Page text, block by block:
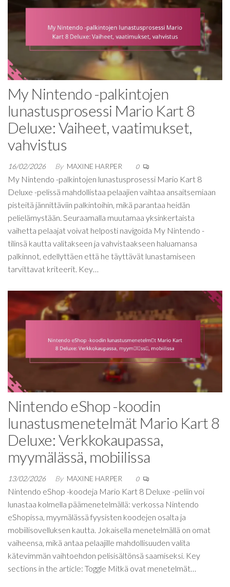
My Nintendo -palkintojen
lunastusprosessi Mario Kart 8
Deluxe: Vaiheet, vaatimukset,
vahvistus
16/02/2026 By MAXINE HARPER 0
My Nintendo -palkintojen lunastusprosessi Mario Kart 8
Deluxe -pelissä mahdollistaa pelaajien vaihtaa ansaitsemiaan
pisteitä jännittäviin palkintoihin, mikä parantaa heidän
pelielämystään. Seuraamalla muutamaa yksinkertaista
vaihetta pelaajat voivat helposti navigoida My Nintendo -
tilinsä kautta valitakseen ja vahvistaakseen haluamansa
palkinnot, edellyttäen että he täyttävät lunastamiseen
tarvittavat kriteerit. Key…
Nintendo eShop -koodin
lunastusmenetelmät Mario Kart 8
Deluxe: Verkkokaupassa,
myymälässä, mobiilissa
13/02/2026 By MAXINE HARPER 0
Nintendo eShop -koodeja Mario Kart 8 Deluxe -peliin voi
lunastaa kolmella päämenetelmällä: verkossa Nintendo
eShopissa, myymälässä fyysisten koodejen osalta ja
mobiilisovelluksen kautta. Jokaisella menetelmällä on omat
vaiheensa, mikä antaa pelaajille mahdollisuuden valita
kätevimmän vaihtoehdon pelisisältönsä saamiseksi. Key
sections in the article: Toggle Mitkä ovat menetelmät…